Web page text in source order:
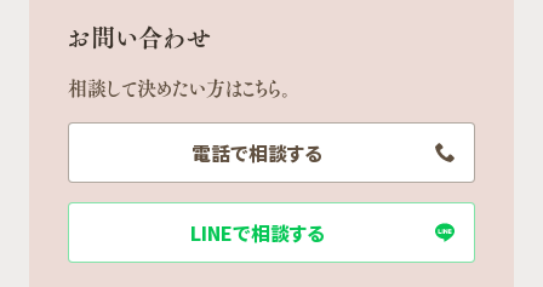
お問い合わせ
相談して決めたい方はこちら。
電話で相談する
LINEで相談する